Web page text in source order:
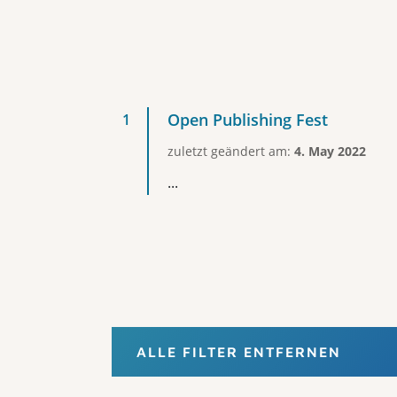
Open Publishing Fest
zuletzt geändert am: 4. May 2022
...
ALLE FILTER ENTFERNEN